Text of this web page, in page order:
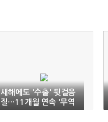
새해에도 '수출' 뒷걸음
질…11개월 연속 '무역
적자'